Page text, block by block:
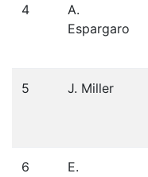
4
A.
Espargaro
5 J. Miller
6
E.